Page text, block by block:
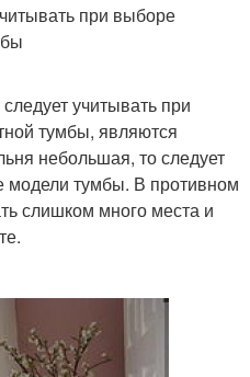
при выборе
учитывать при
тумбы, являются
небольшая, то следует
модели тумбы. В противном
слишком много места и